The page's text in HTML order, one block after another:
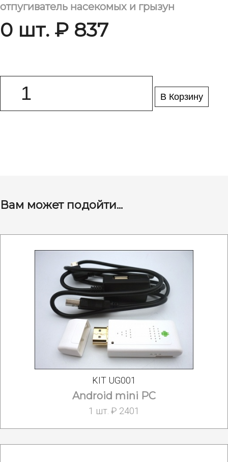
отпугиватель насекомых и грызун
0 шт. ₽ 837
В Корзину
Вам может подойти...
KIT UG001
Android mini PC
1 шт. ₽ 2401